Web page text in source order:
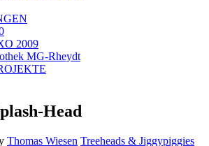
2009
MG-Rheydt
Head
Thomas Wiesen Treeheads & Jiggypiggies